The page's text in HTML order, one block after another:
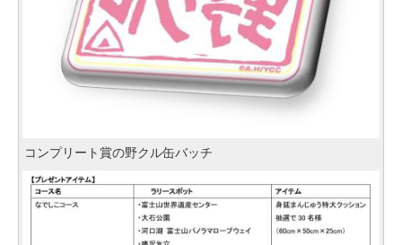
コンプリート賞の野クル缶バッチ